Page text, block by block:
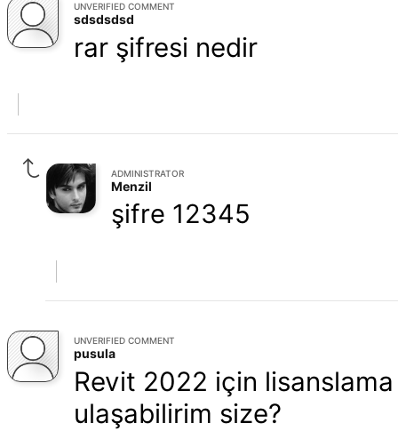
UNVERIFIED COMMENT
sdsdsdsd
rar şifresi nedir
ADMINISTRATOR
Menzil
şifre 12345
UNVERIFIED COMMENT
pusula
Revit 2022 için
ulaşabilirim size?